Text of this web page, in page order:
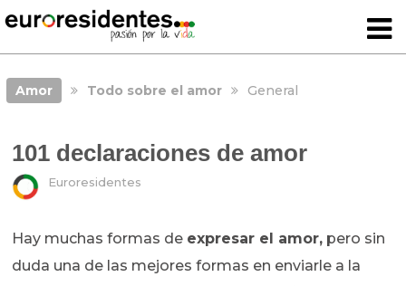
Amor Todo sobre el amor General
101 declaraciones de amor
Euroresidentes
Hay muchas formas de expresar el amor, pero sin
duda una de las mejores formas en enviarle a la